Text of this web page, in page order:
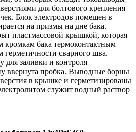
для болтового крепления
Блок электродов помещен в
на призмы на дне бака.
пластмассовой крышкой, которая
кромкам бака термоконтактным
герметичности сварного шва.
заливки и контроля
ввернута пробка. Выводные борны
в крышке и герметизированы
служит водный раствор